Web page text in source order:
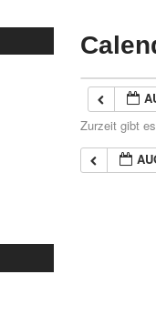
Zurzeit gibt